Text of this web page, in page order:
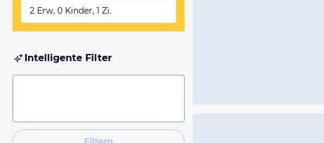
2 Erw, 0 Kinder, 1 Zi.
Intelligente Filter